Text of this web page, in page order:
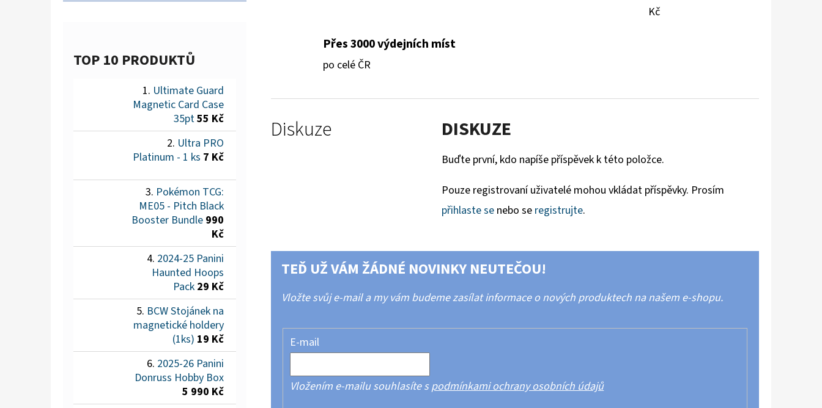
TOP 10 PRODUKTŮ
Ultimate Guard
Magnetic Card Case
35pt55 Kč
Ultra PRO
Platinum - 1 ks 7 Kč
Pokémon TCG:
ME05 - Pitch Black
Booster Bundle 990
Kč
2024-25 Panini
Haunted Hoops
Pack 29 Kč
BCW Stojánek na
magnetické holdery
(1ks) 19 Kč
2025-26 Panini
Donruss Hobby Box
5 990 Kč
Kč
Přes 3000 výdejních míst
po celé ČR
Diskuze DISKUZE
Buďte první, kdo napíše příspěvek k této položce.
Pouze registrovaní uživatelé mohou vkládat příspěvky. Prosím
přihlaste se nebo se registrujte.
TEĎ UŽ VÁM ŽÁDNÉ NOVINKY NEUTEČOU!
Vložte svůj e-mail a my vám budeme zasílat informace o nových produktech na našem e-shopu.
E-mail
Vložením e-mailu souhlasíte spodmínkami ochrany osobních údajů